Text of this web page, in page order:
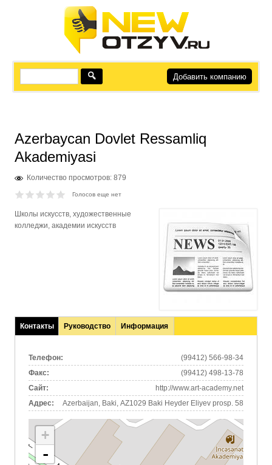
Добавить компанию
Azerbaycan Dovlet Ressamliq
Akademiyasi
Количество просмотров: 879
Голосов еще нет
Школы искусств, художественные
колледжи, академии искусств
Контакты
(активная
Руководство Информация
Телефон:
(99412) 566-98-34
Факс:
(99412) 498-13-78
Сайт:
http://www.art-academy.net
Адрес:
Azerbaijan, Baki, AZ1029 Baki Heyder Eliyev prosp. 58
+
-